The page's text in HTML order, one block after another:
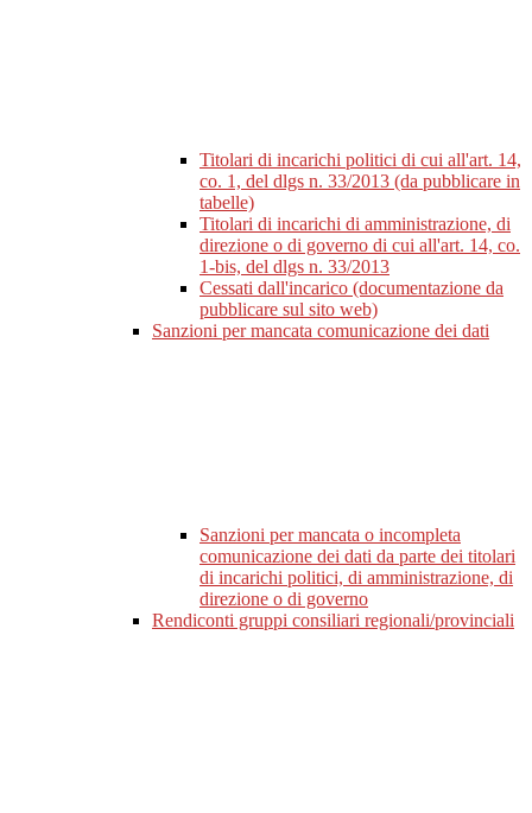
Titolari di incarichi politici di cui all'art. 14,
co. 1, del dlgs n. 33/2013 (da pubblicare in
tabelle)
Titolari di incarichi di amministrazione, di
direzione o di governo di cui all'art. 14, co.
1-bis, del dlgs n. 33/2013
Cessati dall'incarico (documentazione da
pubblicare sul sito web)
Sanzioni per mancata comunicazione dei dati
Sanzioni per mancata o incompleta
comunicazione dei dati da parte dei titolari
di incarichi politici, di amministrazione, di
direzione o di governo
Rendiconti gruppi consiliari regionali/provinciali